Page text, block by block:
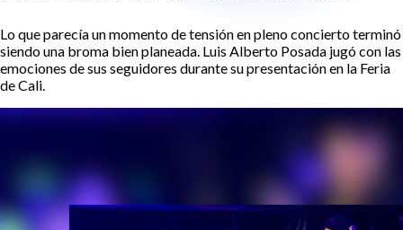
Lo que parecía un momento de tensión en pleno concierto terminó
siendo una broma bien planeada. Luis Alberto Posada jugó con las
emociones de sus seguidores durante su presentación en la Feria
de Cali.